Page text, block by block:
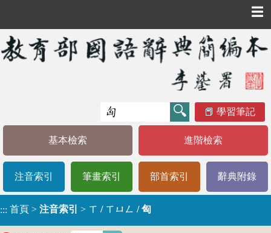
☰
學習筆記
基本檢索 進階檢索
注音索引 筆畫索引 部首索引 辭典附錄
::: 首頁 > 注音索引 > ㄒ / ㄒㄩㄥ / 匈